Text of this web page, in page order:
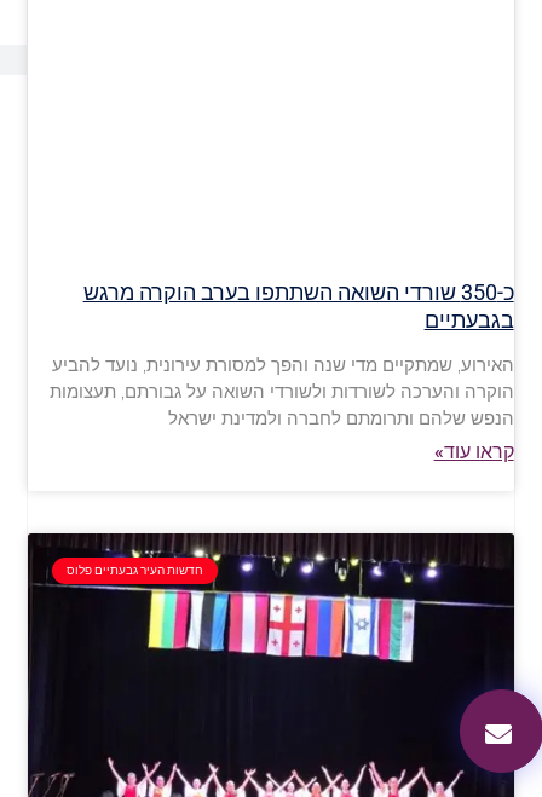
כ-350 שורדי השואה השתתפו בערב הוקרה מרגש
בגבעתיים
האירוע, שמתקיים מדי שנה והפך למסורת עירונית, נועד להביע
הוקרה והערכה לשורדות ולשורדי השואה על גבורתם, תעצומות
הנפש שלהם ותרומתם לחברה ולמדינת ישראל
קראו עוד»
חדשות העיר גבעתיים פלוס